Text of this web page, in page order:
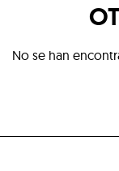
No se han